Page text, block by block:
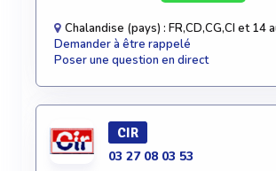
Chalandise (pays) : FR,CD,CG,CI et 14
Demander à être rappelé
Poser une question en direct
CIR
03 27 08 03 53